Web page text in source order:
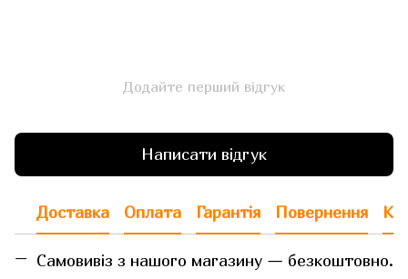
Додайте перший відгук
Написати відгук
Доставка Оплата Гарантія Повернення
Самовивіз з нашого магазину — безкоштовно.